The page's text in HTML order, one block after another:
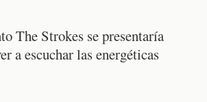
The Strokes se presentaría
a escuchar las energéticas